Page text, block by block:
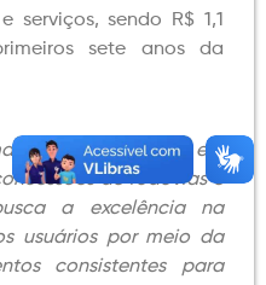
serviços, sendo R$ 1,1
sete anos da
de investimentos em
de rodovias e
a excelência na
usuários por meio da
consistentes para